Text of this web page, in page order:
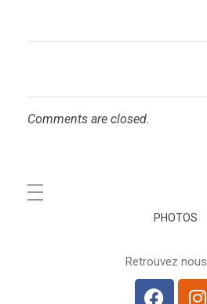
Comments are closed.
PHOTOS
Retrouvez